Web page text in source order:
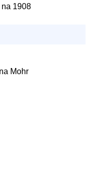
1908
Mohr